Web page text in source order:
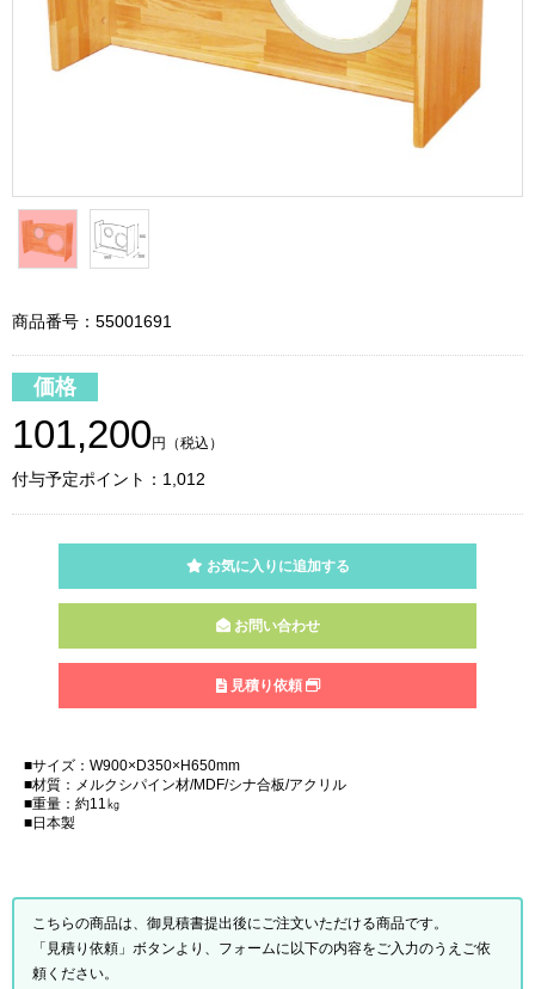
商品番号：55001691
価格
101,200 円（税込）
付与予定ポイント：1,012
お気に入りに追加する
お問い合わせ
見積り依頼
■サイズ：W900×D350×H650mm
■材質：メルクシパイン材/MDF/シナ合板/アクリル
■重量：約11㎏
■日本製
こちらの商品は、御見積書提出後にご注文いただける商品です。
「見積り依頼」ボタンより、フォームに以下の内容をご入力のうえご依
頼ください。